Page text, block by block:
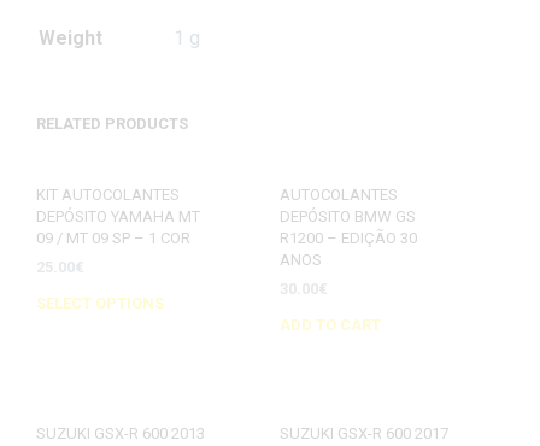
Weight 1 g
RELATED PRODUCTS
KIT AUTOCOLANTES
DEPÓSITO YAMAHA MT
09 / MT 09 SP – 1 COR
25.00€
SELECT OPTIONS
AUTOCOLANTES
DEPÓSITO BMW GS
R1200 – EDIÇÃO 30
ANOS
30.00€
ADD TO CART
SUZUKI GSX-R 600 2013
SUZUKI GSX-R 600 2017